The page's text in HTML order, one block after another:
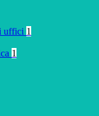
uffici 1
1